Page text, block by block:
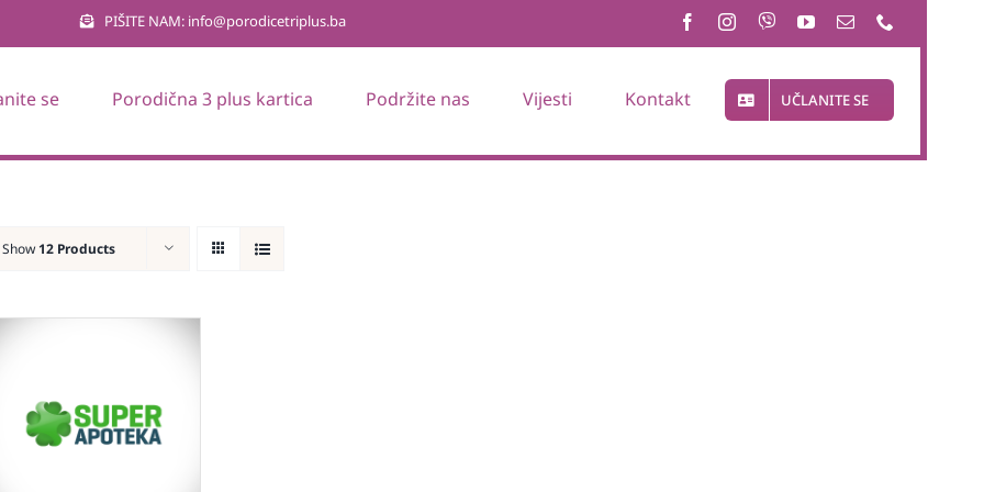
PIŠITE NAM: info@porodicetriplus.ba
se Porodična 3 plus kartica Podržite nas Vijesti Kontakt UČLANITE SE
Show 12 Products